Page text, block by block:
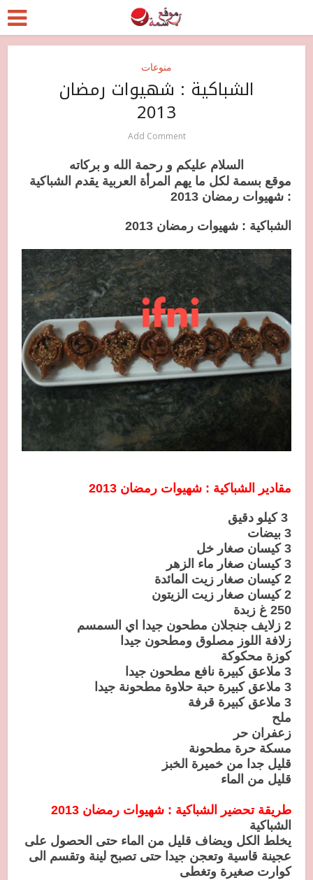
منوعات
الشباكية : شهيوات رمضان
2013
Add Comment
السلام عليكم و رحمة الله و بركاته
موقع بسمة لكل ما يهم المرأة العربية يقدم الشباكية
: شهيوات رمضان 2013
الشباكية : شهيوات رمضان 2013
مقادير الشباكية : شهيوات رمضان 2013
3 كيلو دقيق
3 بيضات
3 كيسان صغار خل
3 كيسان صغار ماء الزهر
2 كيسان صغار زيت المائدة
2 كيسان صغار زيت الزيتون
250 غ زبدة
2 زلايف جنجلان مطحون جيدا اي السمسم
زلافة اللوز مصلوق ومطحون جيدا
كوزة محكوكة
3 ملاعق كبيرة نافع مطحون جيدا
3 ملاعق كبيرة حبة حلاوة مطحونة جيدا
3 ملاعق كبيرة قرفة
ملح
زعفران حر
مسكة حرة مطحونة
قليل جدا من خميرة الخبز
قليل من الماء
طريقة تحضير الشباكية : شهيوات رمضان 2013
الشباكية
يخلط الكل ويضاف قليل من الماء حتى الحصول على
عجينة قاسية وتعجن جيدا حتى تصبح لينة وتقسم الى
كوارت صغيرة وتغطى